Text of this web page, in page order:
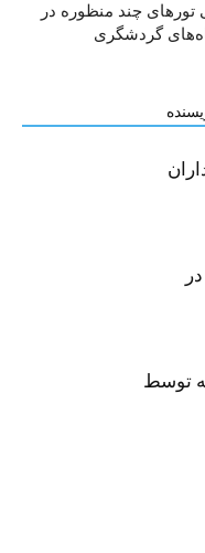
تور‌های چند منظوره در
گردشگری
توسط